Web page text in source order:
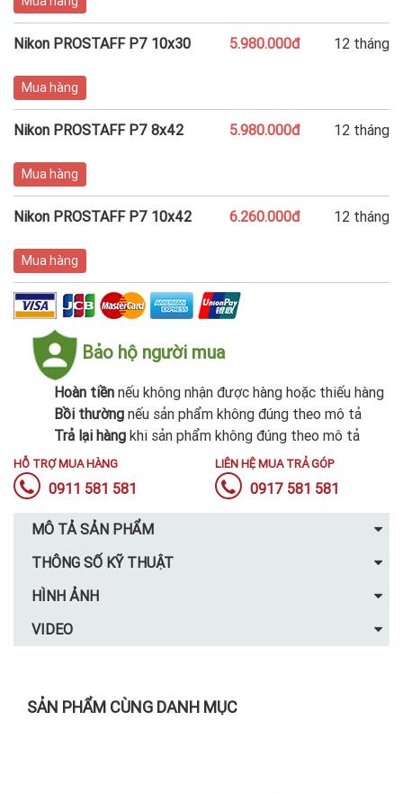
Nikon PROSTAFF P7 10x30 5.980.000đ 12 tháng
Mua hàng
Nikon PROSTAFF P7 8x42 5.980.000đ 12 tháng
Mua hàng
Nikon PROSTAFF P7 10x42 6.260.000đ 12 tháng
Mua hàng
Bảo hộ người mua
Hoàn tiền nếu không nhận được hàng hoặc thiếu hàng
Bồi thường nếu sản phẩm không đúng theo mô tả
Trả lại hàng khi sản phẩm không đúng theo mô tả
HỖ TRỢ MUA HÀNG
0911 581 581
LIÊN HỆ MUA TRẢ GÓP
0917 581 581
MÔ TẢ SẢN PHẨM
THÔNG SỐ KỸ THUẬT
HÌNH ẢNH
VIDEO
SẢN PHẨM CÙNG DANH MỤC